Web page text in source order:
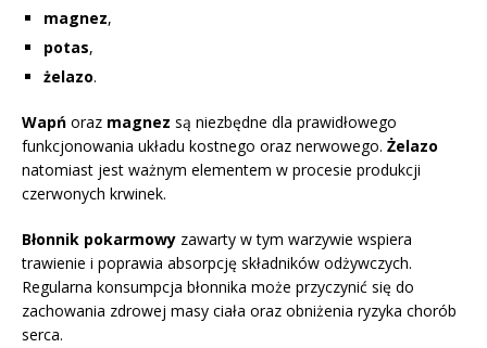
magnez,
potas,
żelazo.
Wapń oraz magnez są niezbędne dla prawidłowego
funkcjonowania układu kostnego oraz nerwowego. Żelazo
natomiast jest ważnym elementem w procesie produkcji
czerwonych krwinek.
Błonnik pokarmowy zawarty w tym warzywie wspiera
trawienie i poprawia absorpcję składników odżywczych.
Regularna konsumpcja błonnika może przyczynić się do
zachowania zdrowej masy ciała oraz obniżenia ryzyka chorób
serca.